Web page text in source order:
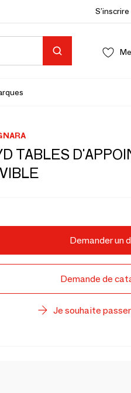
S’inscrire
TABLES
Demander un
Demande de
Je souhaite